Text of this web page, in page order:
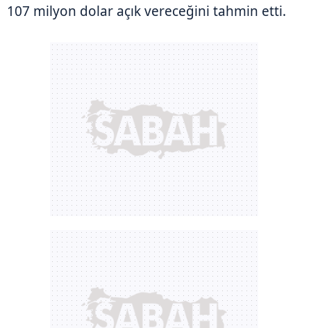
107 milyon dolar açık vereceğini tahmin etti.